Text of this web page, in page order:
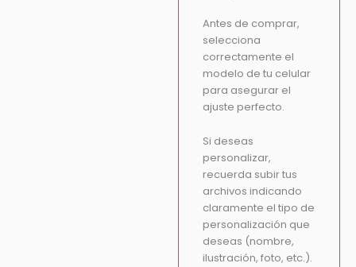
Antes de comprar,
selecciona
correctamente el
modelo de tu celular
para asegurar el
ajuste perfecto.
Si deseas
personalizar,
recuerda subir tus
archivos indicando
claramente el tipo de
personalización que
deseas (nombre,
ilustración, foto, etc.).